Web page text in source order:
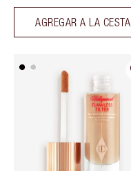
AGREGAR A LA CESTA